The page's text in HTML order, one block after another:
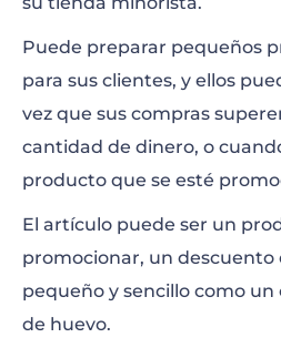
Puede preparar pequeños
para sus clientes, y ellos
vez que sus compras
cantidad de dinero, o
producto que se esté
El artículo puede ser un
promocionar, un descuento
pequeño y sencillo como
de huevo.